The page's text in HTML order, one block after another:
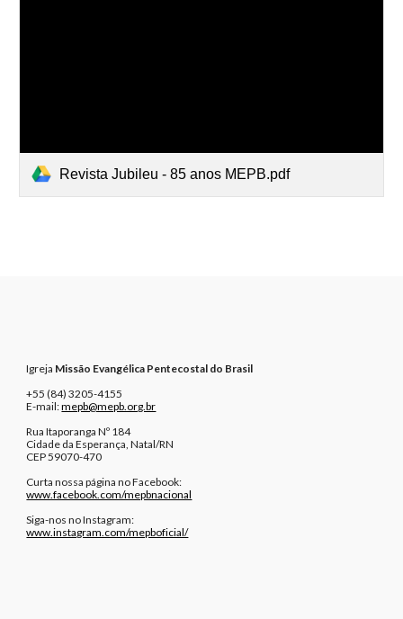
Revista Jubileu - 85 anos MEPB.pdf
Igreja Missão Evangélica Pentecostal do Brasil
+55 (84) 3205-4155
E-mail:mepb@mepb.org.br
Rua Itaporanga Nº 184
Cidade da Esperança, Natal/RN
CEP 59070-470
Curta nossa página no Facebook:
www.facebook.com/mepbnacional
Siga-nos no Instagram:
www.instagram.com/mepboficial/